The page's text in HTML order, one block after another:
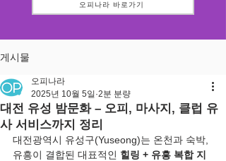
오피나라 바로가기
게시물
대전 유성 밤문화 – 오피, 마사지, 클럽 유
사 서비스까지 정리
오피나라
2025년 10월 5일 2분 분량
대전광역시 유성구(Yuseong)는 온천과 숙박,
유흥이 결합된 대표적인 힐링 + 유흥 복합 지